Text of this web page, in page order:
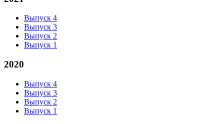
Выпуск 4
Выпуск 3
Выпуск 2
Выпуск 1
2020
Выпуск 4
Выпуск 3
Выпуск 2
Выпуск 1